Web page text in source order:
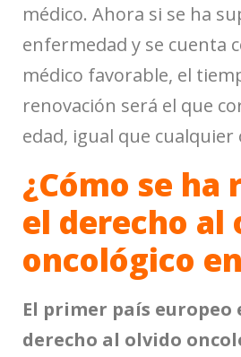
médico. Ahora si se ha
enfermedad y se cuenta
médico favorable, el
renovación será el que
edad, igual que
¿Cómo se ha
el derecho al
oncológico
El primer país europeo
derecho al olvido